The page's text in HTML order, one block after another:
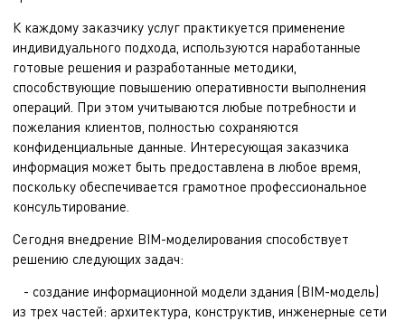
К каждому заказчику услуг практикуется применение
индивидуального подхода, используются наработанные
готовые решения и разработанные методики,
способствующие повышению оперативности выполнения
операций. При этом учитываются любые потребности и
пожелания клиентов, полностью сохраняются
конфиденциальные данные. Интересующая заказчика
информация может быть предоставлена в любое время,
поскольку обеспечивается грамотное профессиональное
консультирование.
Сегодня внедрение BIM-моделирования способствует
решению следующих задач:
- создание информационной модели здания (BIM-модель)
из трех частей: архитектура, конструктив, инженерные сети